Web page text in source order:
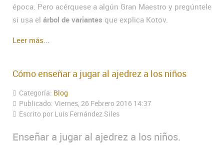
época. Pero acérquese a algún Gran Maestro y pregúntele
si usa el árbol de variantes que explica Kotov.
Leer más...
Cómo enseñar a jugar al ajedrez a los niños
Categoría: Blog
Publicado: Viernes, 26 Febrero 2016 14:37
Escrito por Luís Fernández Siles
Enseñar a jugar al ajedrez a los niños.